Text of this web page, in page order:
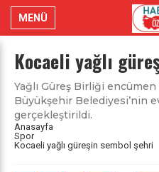
MENÜ
Kocaeli yağlı
Yağlı Güreş Birliği encümen
Büyükşehir Belediyesi’nin
gerçekleştirildi.
Anasayfa
Spor
Kocaeli yağlı güreşin sembol şehri